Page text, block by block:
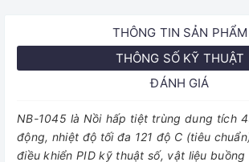
THÔNG TIN SẢN PHẨM
THÔNG SỐ KỸ THUẬT
ĐÁNH GIÁ
NB-1045 là Nồi hấp tiệt trùng dung tích
động, nhiệt độ tối đa 121 độ C (tiêu
điều khiển PID kỹ thuật số, vật liệu